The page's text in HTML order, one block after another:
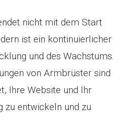
nicht mit dem Start
ist ein kontinuierlicher
und des Wachstums.
von Armbrüster sind
Ihre Website und Ihr
zu entwickeln und zu